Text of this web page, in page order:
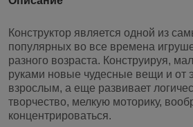
Конструктор является одной из
популярных во все времена
разного возраста. Конструируя,
руками новые чудесные вещи и от
взрослым, а еще развивает
творчество, мелкую моторику,
концентрироваться.